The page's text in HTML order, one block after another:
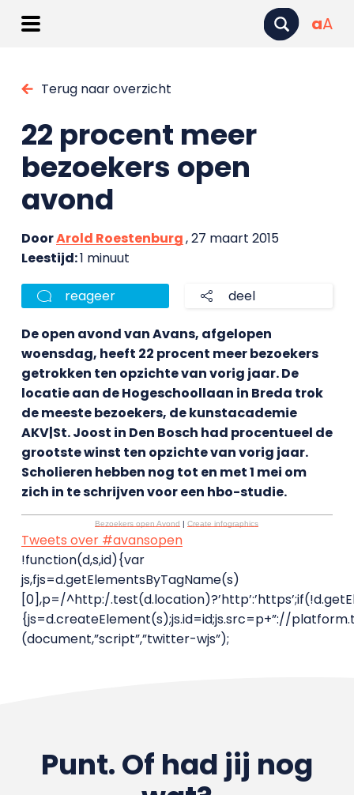
aA
Terug naar overzicht
22 procent meer
bezoekers open
avond
DoorArold Roestenburg, 27 maart 2015
Leestijd:1 minuut
reageer deel
De open avond van Avans, afgelopen
woensdag, heeft 22 procent meer bezoekers
getrokken ten opzichte van vorig jaar. De
locatie aan de Hogeschoollaan in Breda trok
de meeste bezoekers, de kunstacademie
AKV|St. Joost in Den Bosch had procentueel de
grootste winst ten opzichte van vorig jaar.
Scholieren hebben nog tot en met 1 mei om
zich in te schrijven voor een hbo-studie.
Bezoekers open Avond |Create infographics
Tweets over #avansopen
!function(d,s,id){var
js,fjs=d.getElementsByTagName(s)
[0],p=/^http:/
{js=d.createElement(s);js.id=id;js.src=p+”://
(document,”script”,”twitter-wjs”);
Punt. Of had jij nog